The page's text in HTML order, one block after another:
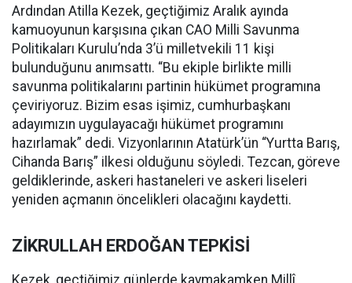
Ardından Atilla Kezek, geçtiğimiz Aralık ayında
kamuoyunun karşısına çıkan CAO Milli Savunma
Politikaları Kurulu’nda 3’ü milletvekili 11 kişi
bulunduğunu anımsattı. “Bu ekiple birlikte milli
savunma politikalarını partinin hükümet programına
çeviriyoruz. Bizim esas işimiz, cumhurbaşkanı
adayımızın uygulayacağı hükümet programını
hazırlamak” dedi. Vizyonlarının Atatürk’ün “Yurtta Barış,
Cihanda Barış” ilkesi olduğunu söyledi. Tezcan, göreve
geldiklerinde, askeri hastaneleri ve askeri liseleri
yeniden açmanın öncelikleri olacağını kaydetti.
ZİKRULLAH ERDOĞAN TEPKİSİ